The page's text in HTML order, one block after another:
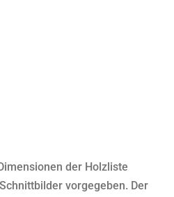
der Holzliste
vorgegeben. Der